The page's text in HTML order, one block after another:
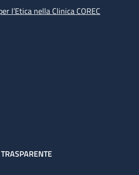
l’Etica nella Clinica COREC